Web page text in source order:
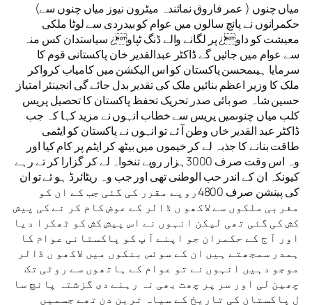
میاں چنوں ( عمر فاروق نمائندہ میٹرون نیوز میاں چنوں سے)
حکمرانوں نے پانچ سالوں میں عوام کو بیدردی سے لوٹا ملکی
معیشت کو داو¿ پر لگانے والے ڈنگ ٹپاو¿ سیاستدان کس منہ
سے عوام میں جائیں گے ڈاکٹر عبدالقدیر خان پاکستانی قوم کا
سرمایا ہیںمحسن پاکستان کو اس الیکشن میں کامیاب کرواکر
ملک کا وزیر اعظم بنائیں ملک کی تقدیر بدل جائے گی انجینئر امتیاز
حسین شاہ صو بائی صدر تحریک تحفظ پاکستان کا تحصیل پریس
کلب میاں چنوںمیں پریس سے خطاب انہوں نے مزید کہا کہ جب
ڈاکٹر عبد القدیر خاں وطن آ ئے تو انہوں نے پاکستان کو ایٹمی
طاقت بنانے کا جذبہ لے کر خیموں میں بیٹھ کر ایٹم پر کام کیا اور
وہ اس وقت صرف 3000ہزار روپے تنخواہ لے کر گزارا کر تے رہے
کیونکہ ان کے اندر حب الوطنی تھی اور جب وہ ریٹائرڈ ہو ئے تو ان
کی پینشن صرف 4800روپے مقرر کی گئی جب کے ان کو
مغربی ملکوں سے لاکھو ں ڈالر کے عوض کام کر نے کی پیش
کش کی گئی تھی لیکن انہوں نے اس پیش کش کو ٹھکرا دیا
اور آ ج کے حکمران جو اپنے آ پ کو پاکستانی عوام کا
ہمدر سمجھتے ہیں ان کے سوئس بنکوں میں لاکھو ں ڈالر
موجو دہیں انہوں نے تو عوام کے ہاتھوں سے روٹی تک
چھین لی اور سر پر چھت بھی نہ رہنے دی گزشتہ پانچ سا
ل پاکستان کی تاریخ کے سیاہ ترین دن تھے جسمیں